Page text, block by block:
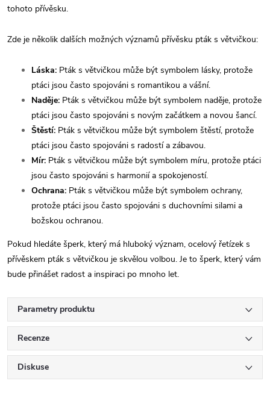
tohoto přívěsku.
Zde je několik dalších možných významů přívěsku pták s větvičkou:
Láska: Pták s větvičkou může být symbolem lásky, protože
ptáci jsou často spojováni s romantikou a vášní.
Naděje: Pták s větvičkou může být symbolem naděje, protože
ptáci jsou často spojováni s novým začátkem a novou šancí.
Štěstí: Pták s větvičkou může být symbolem štěstí, protože
ptáci jsou často spojováni s radostí a zábavou.
Mír: Pták s větvičkou může být symbolem míru, protože ptáci
jsou často spojováni s harmonií a spokojeností.
Ochrana: Pták s větvičkou může být symbolem ochrany,
protože ptáci jsou často spojováni s duchovními silami a
božskou ochranou.
Pokud hledáte šperk, který má hluboký význam, ocelový řetízek s
přívěskem pták s větvičkou je skvělou volbou. Je to šperk, který vám
bude přinášet radost a inspiraci po mnoho let.
Parametry produktu
Recenze
Diskuse